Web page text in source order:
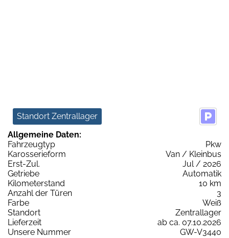
Standort Zentrallager
Allgemeine Daten:
Fahrzeugtyp
Pkw
Karosserieform
Van / Kleinbus
Erst-Zul.
Jul / 2026
Getriebe
Automatik
Kilometerstand
10 km
Anzahl der Türen
3
Farbe
Weiß
Standort
Zentrallager
Lieferzeit
ab ca. 07.10.2026
Unsere Nummer
GW-V3440